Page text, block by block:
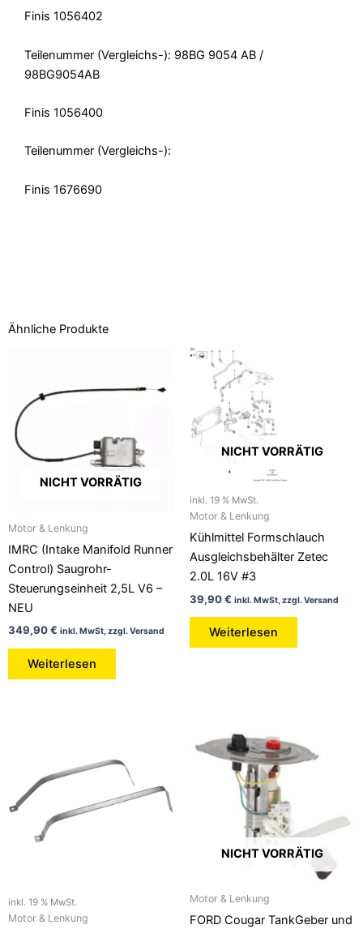
Finis 1056402
Teilenummer (Vergleichs-): 98BG 9054 AB /
98BG9054AB
Finis 1056400
Teilenummer (Vergleichs-):
Finis 1676690
Ähnliche Produkte
NICHT VORRÄTIG
Motor & Lenkung
IMRC (Intake Manifold Runner
Control) Saugrohr-
Steuerungseinheit 2,5L V6 –
NEU
349,90€ inkl. MwSt, zzgl. Versand
Weiterlesen
NICHT VORRÄTIG
inkl. 19 % MwSt.
Motor & Lenkung
Kühlmittel Formschlauch
Ausgleichsbehälter Zetec
2.0L 16V #3
39,90€ inkl. MwSt, zzgl. Versand
Weiterlesen
inkl. 19 % MwSt.
Motor & Lenkung
NICHT VORRÄTIG
Motor & Lenkung
FORD Cougar TankGeber und